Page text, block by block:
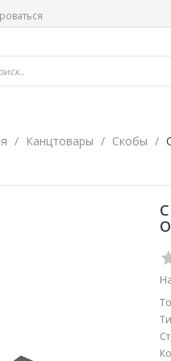
Канцтовары Скобы